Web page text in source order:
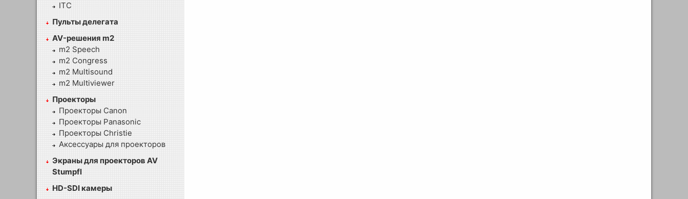
ITC
Пульты делегата
AV-решения m2
m2 Speech
m2 Congress
m2 Multisound
m2 Multiviewer
Проекторы
Проекторы Canon
Проекторы Panasonic
Проекторы Christie
Аксессуары для проекторов
Экраны для проекторов AV
Stumpfl
HD-SDI камеры